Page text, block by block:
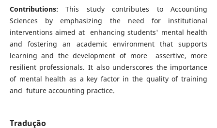
Contributions: This study contributes to Accounting
Sciences by emphasizing the need for institutional
interventions aimed at enhancing students' mental health
and fostering an academic environment that supports
learning and the development of more assertive, more
resilient professionals. It also underscores the importance
of mental health as a key factor in the quality of training
and future accounting practice.
Tradução